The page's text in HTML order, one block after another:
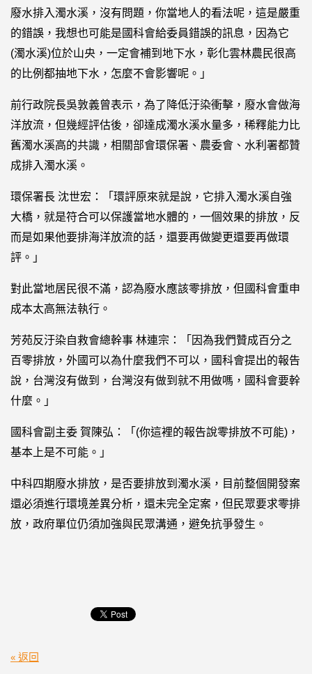
廢水排入濁水溪，沒有問題，你當地人的看法呢，這是嚴重
的錯誤，我想也可能是國科會給委員錯誤的訊息，因為它
(濁水溪)位於山央，一定會補到地下水，彰化雲林農民很高
的比例都抽地下水，怎麼不會影響呢。」
前行政院長吳敦義曾表示，為了降低汙染衝擊，廢水會做海
洋放流，但幾經評估後，卻達成濁水溪水量多，稀釋能力比
舊濁水溪高的共識，相關部會環保署、農委會、水利署都贊
成排入濁水溪。
環保署長 沈世宏：「環評原來就是說，它排入濁水溪自強
大橋，就是符合可以保護當地水體的，一個效果的排放，反
而是如果他要排海洋放流的話，還要再做變更還要再做環
評。」
對此當地居民很不滿，認為廢水應該零排放，但國科會重申
成本太高無法執行。
芳苑反汙染自救會總幹事 林連宗：「因為我們贊成百分之
百零排放，外國可以為什麼我們不可以，國科會提出的報告
說，台灣沒有做到，台灣沒有做到就不用做嗎，國科會要幹
什麼。」
國科會副主委 賀陳弘：「(你這裡的報告說零排放不可能)，
基本上是不可能。」
中科四期廢水排放，是否要排放到濁水溪，目前整個開發案
還必須進行環境差異分析，還未完全定案，但民眾要求零排
放，政府單位仍須加強與民眾溝通，避免抗爭發生。
« 返回